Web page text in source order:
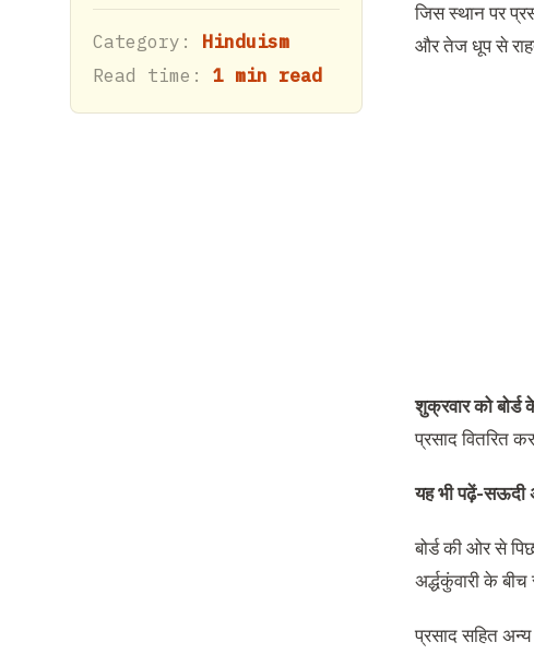
Category: Hinduism
Read time: 1 min read
जिस स्थान पर
और तेज धूप से
शुक्रवार को
प्रसाद वितरित
यह भी पढ़ें-सऊदी
बोर्ड की ओर से
अर्द्धकुंवारी के
प्रसाद सहित